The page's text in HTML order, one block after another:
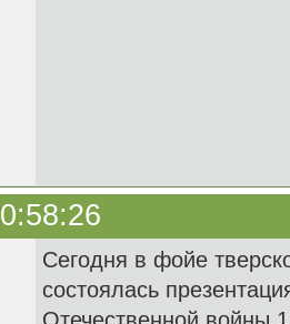
Сегодня в фойе
состоялась